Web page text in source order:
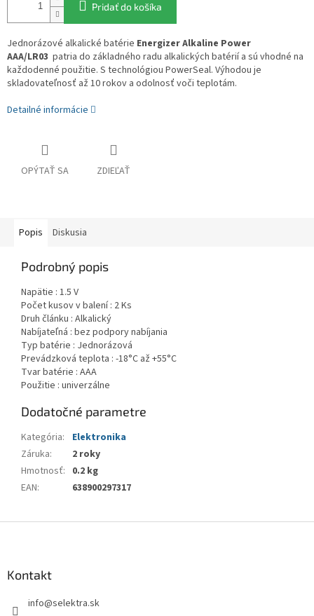
Pridať do košíka
Jednorázové alkalické batérie Energizer Alkaline Power
AAA/LR03 patria do základného radu alkalických batérií a sú vhodné na
každodenné použitie. S technológiou PowerSeal. Výhodou je
skladovateľnosť až 10 rokov a odolnosť voči teplotám.
Detailné informácie
OPÝTAŤ SA ZDIEĽAŤ
Popis Diskusia
Podrobný popis
Napätie : 1.5 V
Počet kusov v balení : 2 Ks
Druh článku : Alkalický
Nabíjateľná : bez podpory nabíjania
Typ batérie : Jednorázová
Prevádzková teplota : -18°C až +55°C
Tvar batérie : AAA
Použitie : univerzálne
Dodatočné parametre
Kategória:
Elektronika
Záruka:
2 roky
Hmotnosť: 0.2 kg
EAN: 638900297317
Kontakt
info@selektra.sk